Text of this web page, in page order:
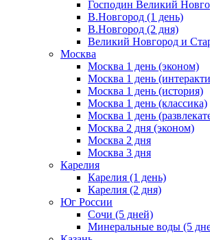
Господин Великий
В.Новгород (1 день)
В.Новгород (2 дня)
Великий Новгород и
Москва
Москва 1 день (эконом)
Москва 1 день
Москва 1 день (история)
Москва 1 день (классика)
Москва 1 день
Москва 2 дня (эконом)
Москва 2 дня
Москва 3 дня
Карелия
Карелия (1 день)
Карелия (2 дня)
Юг России
Сочи (5 дней)
Минеральные воды (5